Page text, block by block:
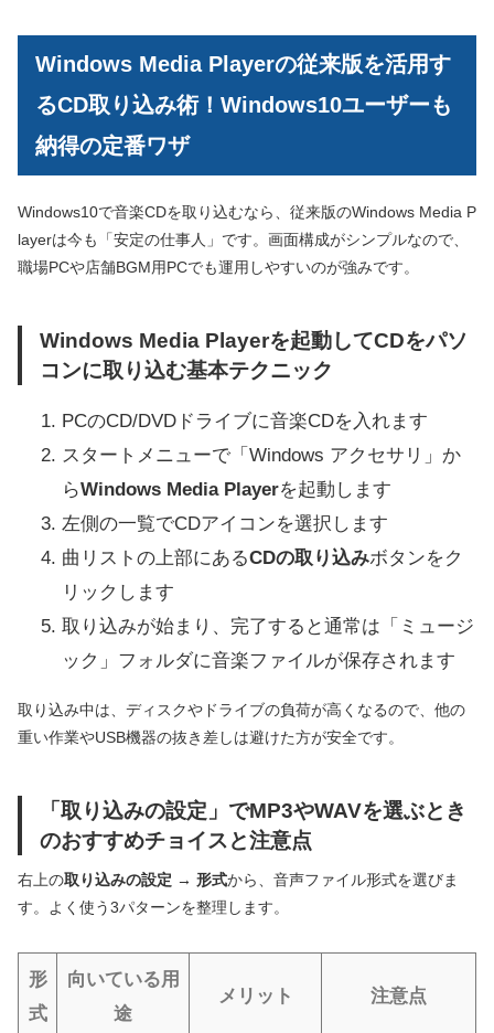
Windows Media Playerの従来版を活用す
るCD取り込み術！Windows10ユーザーも
納得の定番ワザ
Windows10で音楽CDを取り込むなら、従来版のWindows Media P
layerは今も「安定の仕事人」です。画面構成がシンプルなので、
職場PCや店舗BGM用PCでも運用しやすいのが強みです。
Windows Media Playerを起動してCDをパソ
コンに取り込む基本テクニック
PCのCD/DVDドライブに音楽CDを入れます
スタートメニューで「Windows アクセサリ」か
らWindows Media Playerを起動します
左側の一覧でCDアイコンを選択します
曲リストの上部にあるCDの取り込みボタンをク
リックします
取り込みが始まり、完了すると通常は「ミュージ
ック」フォルダに音楽ファイルが保存されます
取り込み中は、ディスクやドライブの負荷が高くなるので、他の
重い作業やUSB機器の抜き差しは避けた方が安全です。
「取り込みの設定」でMP3やWAVを選ぶとき
のおすすめチョイスと注意点
右上の取り込みの設定 → 形式から、音声ファイル形式を選びま
す。よく使う3パターンを整理します。
形
式
向いている用
途
メリット 注意点